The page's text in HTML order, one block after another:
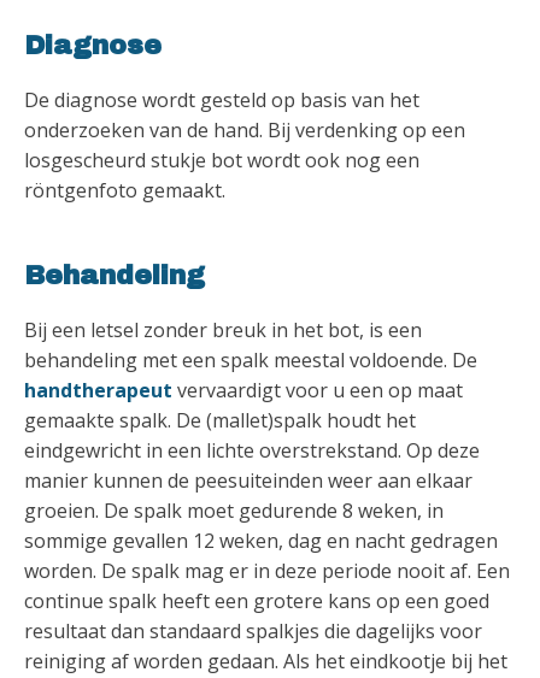
Diagnose
De diagnose wordt gesteld op basis van het
onderzoeken van de hand. Bij verdenking op een
losgescheurd stukje bot wordt ook nog een
röntgenfoto gemaakt.
Behandeling
Bij een letsel zonder breuk in het bot, is een
behandeling met een spalk meestal voldoende. De
handtherapeut vervaardigt voor u een op maat
gemaakte spalk. De (mallet)spalk houdt het
eindgewricht in een lichte overstrekstand. Op deze
manier kunnen de peesuiteinden weer aan elkaar
groeien. De spalk moet gedurende 8 weken, in
sommige gevallen 12 weken, dag en nacht gedragen
worden. De spalk mag er in deze periode nooit af. Een
continue spalk heeft een grotere kans op een goed
resultaat dan standaard spalkjes die dagelijks voor
reiniging af worden gedaan. Als het eindkootje bij het